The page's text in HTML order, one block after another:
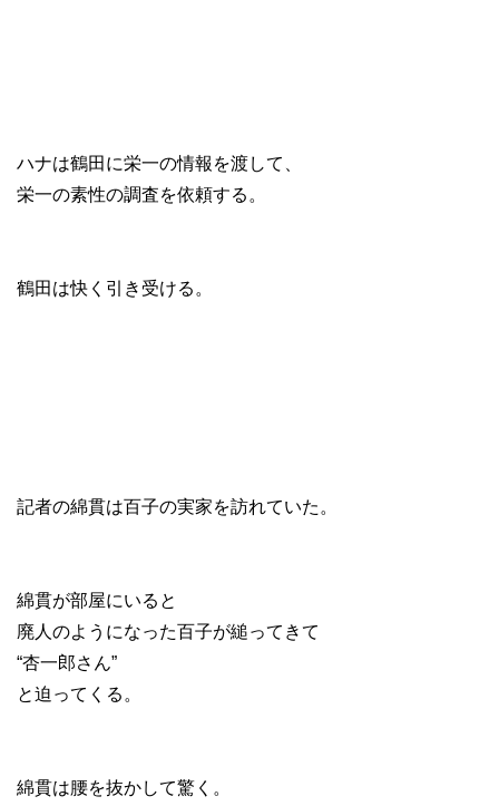
ハナは鶴田に栄一の情報を渡して、
栄一の素性の調査を依頼する。
鶴田は快く引き受ける。
記者の綿貫は百子の実家を訪れていた。
綿貫が部屋にいると
廃人のようになった百子が縋ってきて
“杏一郎さん”
と迫ってくる。
綿貫は腰を抜かして驚く。